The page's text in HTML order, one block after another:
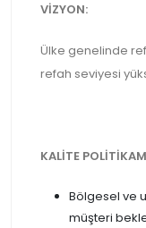
VİZYON:
Ülke genelinde
refah seviyesi
KALİTE
Bölgesel ve
müşteri